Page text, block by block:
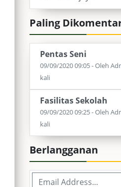
Paling
Pentas Seni
09/09/2020 09:05 - Oleh
kali
Fasilitas Sekolah
09/09/2020 09:25 - Oleh
kali
Berlangganan